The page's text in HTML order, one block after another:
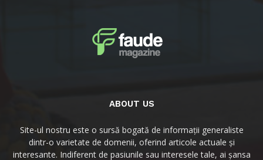
ABOUT US
Site-ul nostru este o sursă bogată de informații generaliste
dintr-o varietate de domenii, oferind articole actuale și
interesante. Indiferent de pasiunile sau interesele tale, ai șansa